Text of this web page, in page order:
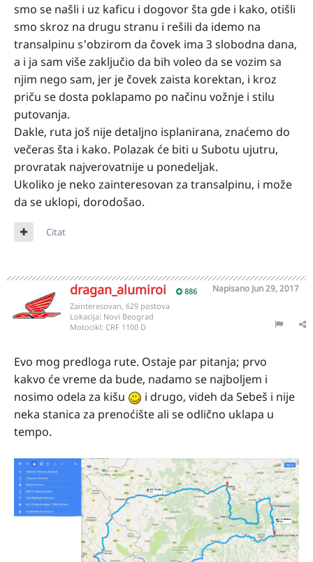
smo se našli i uz kaficu i dogovor šta gde i kako, otišli
smo skroz na drugu stranu i rešili da idemo na
transalpinu s'obzirom da čovek ima 3 slobodna dana,
a i ja sam više zaključio da bih voleo da se vozim sa
njim nego sam, jer je čovek zaista korektan, i kroz
priču se dosta poklapamo po načinu vožnje i stilu
putovanja.
Dakle, ruta još nije detaljno isplanirana, znaćemo do
večeras šta i kako. Polazak će biti u Subotu ujutru,
provratak najverovatnije u ponedeljak.
Ukoliko je neko zainteresovan za transalpinu, i može
da se uklopi, dorodošao.
Citat
dragan_alumiroi 886 Napisano Jun 29, 2017
Zainteresovan, 629 postova
Lokacija: Novi Beograd
Motocikl: CRF 1100 D
Evo mog predloga rute. Ostaje par pitanja; prvo
kakvo će vreme da bude, nadamo se najboljem i
nosimo odela za kišu
i drugo, videh da Sebeš i nije
neka stanica za prenoćište ali se odlično uklapa u
tempo.